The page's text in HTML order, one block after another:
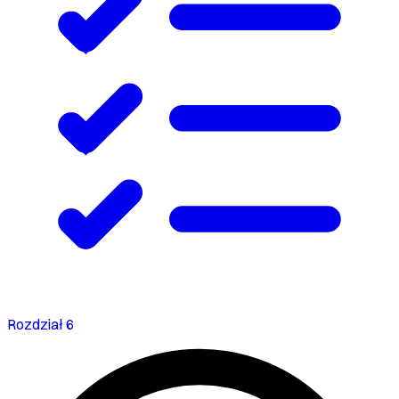
Rozdział 6